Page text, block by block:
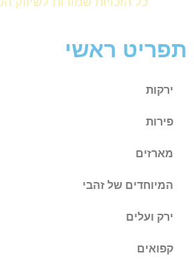
תפריט ראשי
ירקות
פירות
מארזים
המיוחדים של זהבי
ירק ועלים
קפואים